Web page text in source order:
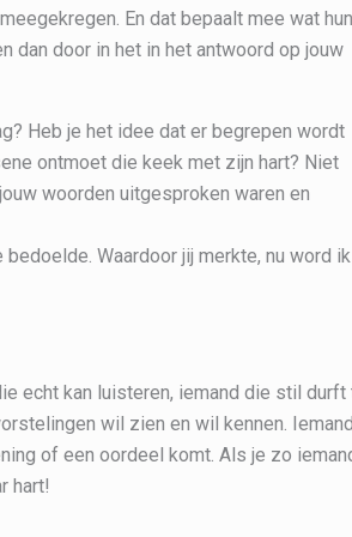
En dat bepaalt mee wat hun
dan door in het in het antwoord op jouw
Heb je het idee dat er begrepen wordt
ontmoet die keek met zijn hart? Niet
woorden uitgesproken waren en
Waardoor jij merkte, nu word ik
echt kan luisteren, iemand die stil durft
wil zien en wil kennen. Iemand
of een oordeel komt. Als je zo
hart!